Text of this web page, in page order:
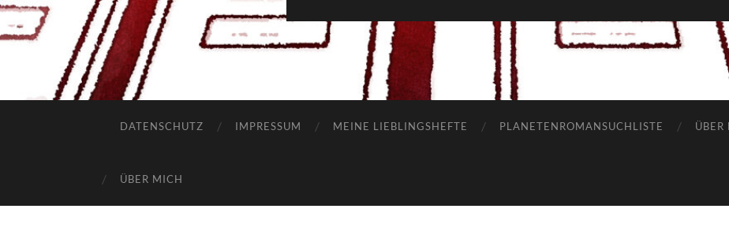
DATENSCHUTZ IMPRESSUM MEINE LIEBLINGSHEFTE PLANETENROMANSUCHLISTE ÜBER
ÜBER MICH